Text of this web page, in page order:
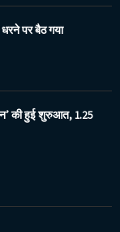
पर बैठ गया
की हुई शुरुआत, 1.25